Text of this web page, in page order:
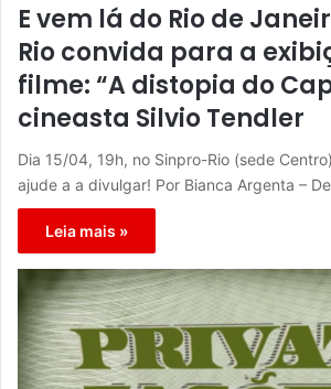
E vem lá do Rio de
Rio convida para a
filme: “A distopia do
cineasta Silvio Tendler
Dia 15/04, 19h, no Sinpro-Rio (sede
ajude a a divulgar! Por Bianca Argenta –
Leia mais »